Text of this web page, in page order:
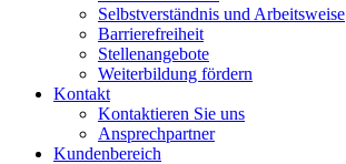
Selbstverständnis und Arbeitsweise
Barrierefreiheit
Stellenangebote
Weiterbildung fördern
Kontakt
Kontaktieren Sie uns
Ansprechpartner
Kundenbereich